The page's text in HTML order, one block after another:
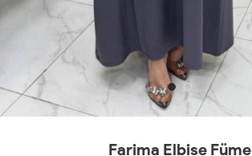
Farima Elbise Füme